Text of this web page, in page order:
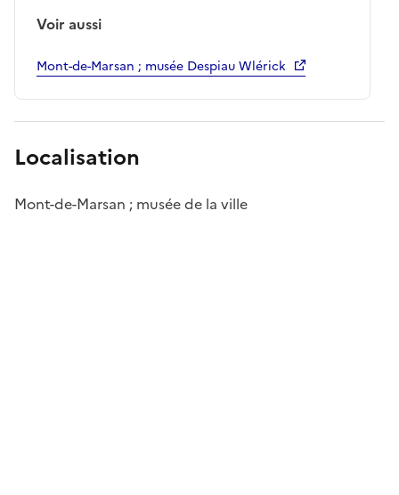
Voir aussi
Mont-de-Marsan ; musée Despiau Wlérick
Localisation
Mont-de-Marsan ; musée de la ville